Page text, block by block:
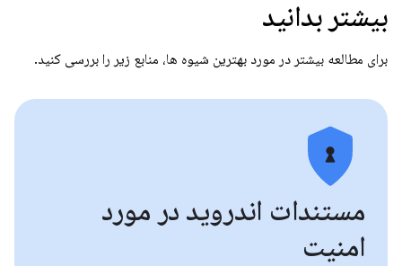
بیشتر بدانید
برای مطالعه بیشتر در مورد بهترین شیوه ها، منابع زیر را بررسی کنید.
مستندات اندروید در مورد
امنیت